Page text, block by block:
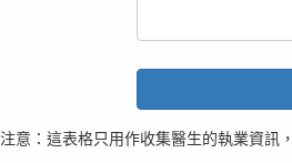
注意：這表格只用作收集醫生的執業資訊